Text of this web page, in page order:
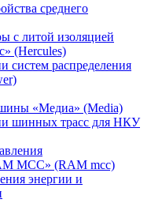
среднего
с литой изоляцией
(Hercules)
систем распределения
«Медиа» (Media)
шинных трасс для НКУ
МСС» (RAM mcc)
энергии и